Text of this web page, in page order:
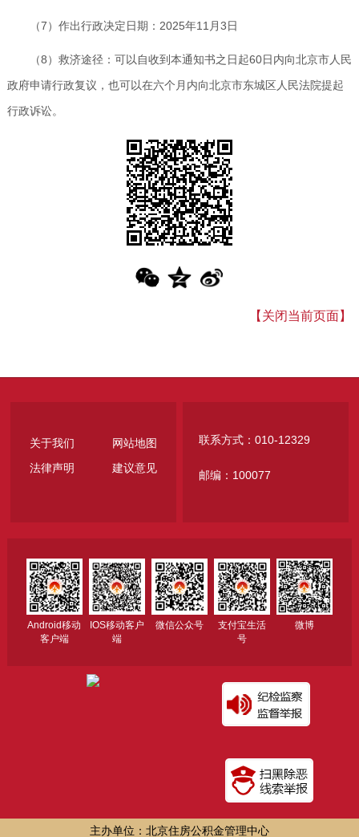
（7）作出行政决定日期：2025年11月3日
（8）救济途径：可以自收到本通知书之日起60日内向北京市人民
政府申请行政复议，也可以在六个月内向北京市东城区人民法院提起
行政诉讼。
【关闭当前页面】
关于我们
网站地图
法律声明
建议意见
联系方式：010-12329
邮编：100077
Android移动
客户端
IOS移动客户
端
微信公众号
支付宝生活
号
微博
主办单位：北京住房公积金管理中心